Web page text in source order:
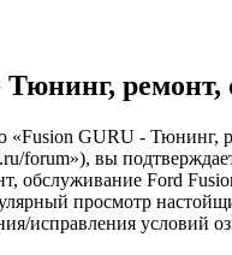
Тюнинг,
«Fusion GURU - Тюнинг,
forum»), вы
обслуживание Ford
просмотр
исправления условий